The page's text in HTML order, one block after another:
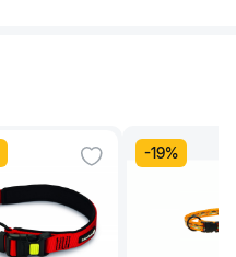
-19%